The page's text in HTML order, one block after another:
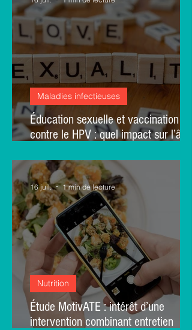
Éducation sexuelle et vaccination
contre le HPV : quel impact sur l’âge
étude transversale brésilienne
Maladies infectieuses
Étude MotivATE : intérêt d’une
intervention combinant entretien
Nutrition
16 juil. 1 min de lecture